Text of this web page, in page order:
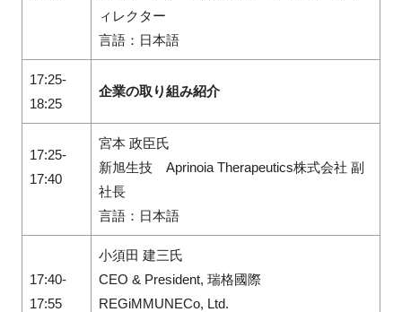
ィレクター
言語：日本語
17:25-
18:25
企業の取り組み紹介
17:25-
17:40
宮本 政臣氏
新旭生技 Aprinoia Therapeutics株式会社 副
社長
言語：日本語
17:40-
17:55
小須田 建三氏
CEO & President, 瑞格國際
REGiMMUNECo, Ltd.